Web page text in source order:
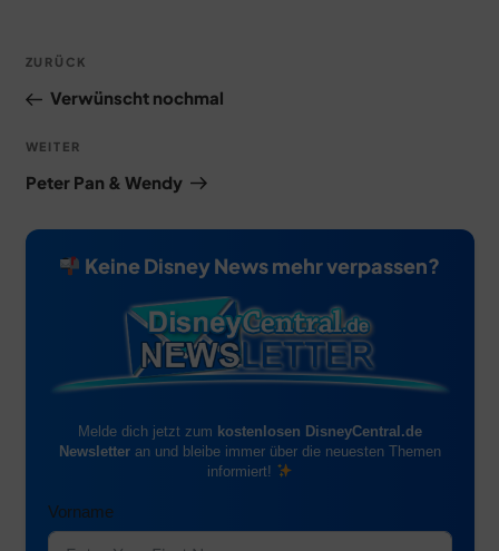
Beitragsnavigation
Vorheriger
Beitrag
ZURÜCK
Verwünscht nochmal
Nächster
Beitrag
WEITER
Peter Pan & Wendy
Keine Disney News mehr verpassen?
Melde dich jetzt zum kostenlosen DisneyCentral.de
Newsletteran und bleibe immer über die neuesten Themen
informiert!
Vorname